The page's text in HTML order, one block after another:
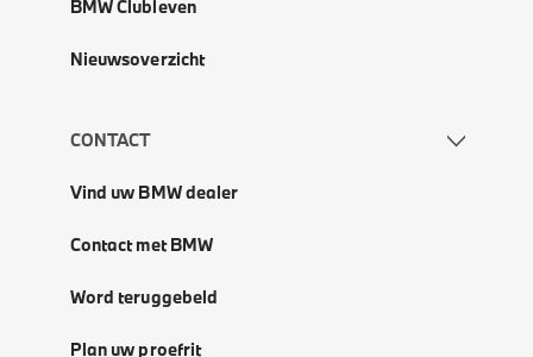
BMW Clubleven
Nieuwsoverzicht
CONTACT
Vind uw BMW dealer
Contact met BMW
Word teruggebeld
Plan uw proefrit